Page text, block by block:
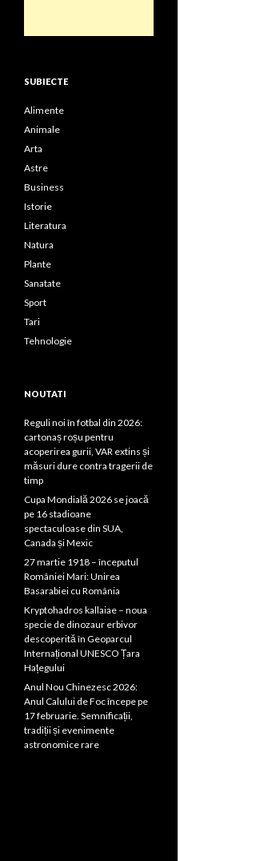
SUBIECTE
Alimente
Animale
Arta
Astre
Business
Istorie
Literatura
Natura
Plante
Sanatate
Sport
Tari
Tehnologie
NOUTATI
Reguli noi în fotbal din 2026:
cartonaș roșu pentru
acoperirea gurii, VAR extins și
măsuri dure contra tragerii de
timp
Cupa Mondială 2026 se joacă
pe 16 stadioane
spectaculoase din SUA,
Canada și Mexic
27 martie 1918 – începutul
României Mari: Unirea
Basarabiei cu România
Kryptohadros kallaiae – noua
specie de dinozaur erbivor
descoperită în Geoparcul
Internațional UNESCO Țara
Hațegului
Anul Nou Chinezesc 2026:
Anul Calului de Foc începe pe
17 februarie. Semnificații,
tradiții și evenimente
astronomice rare